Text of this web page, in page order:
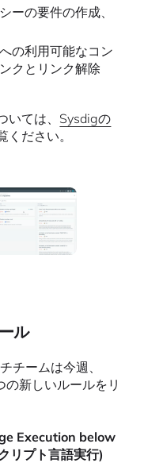
ーの要件の作成、
の利用可能なコン
クとリンク解除
いては、 Sysdigの
ください。
ル
チームは今週、
新しいルールをリ
Execution below
リプト言語実行)